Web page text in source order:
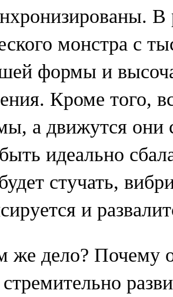
В
монстра с
формы и
Кроме того,
а движутся они
идеально
стучать,
и
же дело? Почему